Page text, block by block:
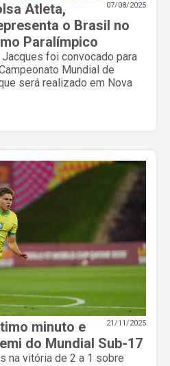
07/08/2025
Atleta,
o Brasil no
Paralímpico
foi convocado para
Mundial de
será realizado em Nova
21/11/2025
minuto e
do Mundial Sub-17
na vitória de 2 a 1 sobre